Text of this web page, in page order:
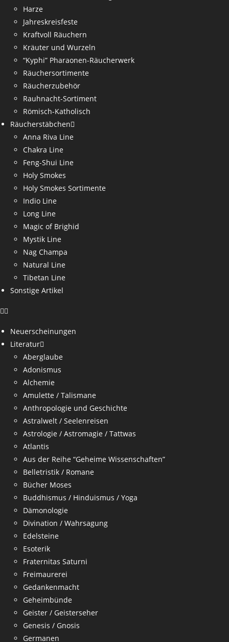
Harze
Jahreskreisfeste
Kraftvoll Räuchern
Kräuter und Wurzeln
“Kyphi” Pharaonen-Räucherwerk
Räuchersortimente
Räucherzubehör
Rauhnacht-Sortiment
Römisch-Katholisch
Räucherstäbchen
Anna Riva Line
Chakra Line
Feng-Shui Line
Holy Smokes
Holy Smokes Sortimente
Indio Line
Long Line
Magic of Brighid
Mystik Line
Nag Champa
Natural Line
Tibetan Line
Sonstige Artikel
Neuerscheinungen
Literatur
Aberglaube
Adonismus
Alchemie
Amulette / Talismane
Anthropologie und Geschichte
Astralwelt / Seelenreisen
Astrologie / Astromagie / Tattwas
Atlantis
Aus der Reihe “Geheime Wissenschaften”
Belletristik / Romane
Bücher Moses
Buddhismus / Hinduismus / Yoga
Dämonologie
Divination / Wahrsagung
Edelsteine
Esoterik
Fraternitas Saturni
Freimaurerei
Gedankenmacht
Geheimbünde
Geister / Geisterseher
Genesis / Gnosis
Germanen